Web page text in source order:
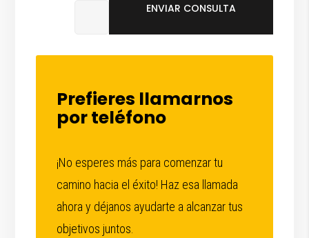
ENVIAR CONSULTA
Prefieres llamarnos
por teléfono
¡No esperes más para comenzar tu
camino hacia el éxito! Haz esa llamada
ahora y déjanos ayudarte a alcanzar tus
objetivos juntos.